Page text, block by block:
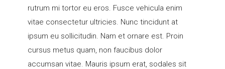
rutrum mi tortor eu eros. Fusce vehicula enim
vitae consectetur ultricies. Nunc tincidunt at
ipsum eu sollicitudin. Nam et ornare est. Proin
cursus metus quam, non faucibus dolor
accumsan vitae. Mauris ipsum erat, sodales sit